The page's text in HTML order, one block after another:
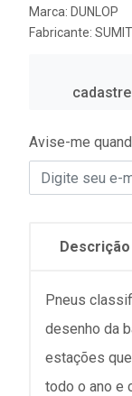
Marca: DUNLOP
Fabricante:
Avise-me
Descrição
Pneus
desenho da
estações
todo o ano e